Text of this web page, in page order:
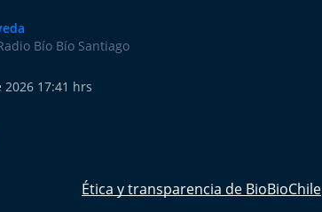
Bío Bío Santiago
2026 17:41 hrs
Ética y transparencia de BioBioChile